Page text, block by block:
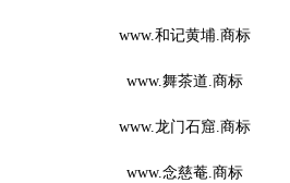
www.和记黄埔.商标
www.舞茶道.商标
www.龙门石窟.商标
www.念慈菴.商标